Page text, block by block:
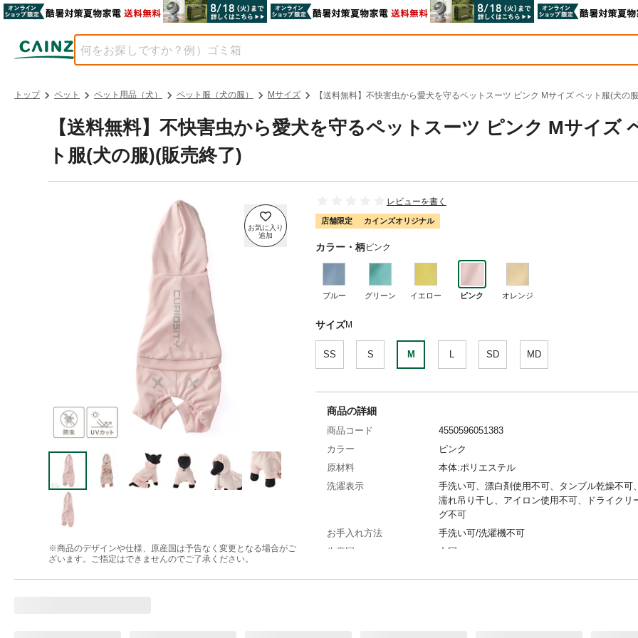
トップ ペット ペット用品（犬） ペット服（犬の服） Mサイズ 【送料無料】不快害虫から愛犬を守るペットスーツ ピンク Mサイズ ペット服(犬の
【送料無料】不快害虫から愛犬を守るペットスーツ ピンク Mサイズ
ト服(犬の服)(販売終了)
※商品のデザインや仕様、原産国は予告なく変更となる場合がご
ざいます。ご指定はできませんのでご了承ください。
レビューを書く
店舗限定 カインズオリジナル
カラー・柄ピンク
ブルー グリーン イエロー ピンク オレンジ
サイズM
SS S M L SD MD
商品の詳細
商品コード
4550596051383
カラー
ピンク
原材料
本体:ポリエステル
洗濯表示
手洗い可、漂白剤使用不可、タンブル乾燥不可
濡れ吊り干し、アイロン使用不可、ドライクリ
グ不可
お手入れ方法
手洗い可/洗濯機不可
生産国
中国